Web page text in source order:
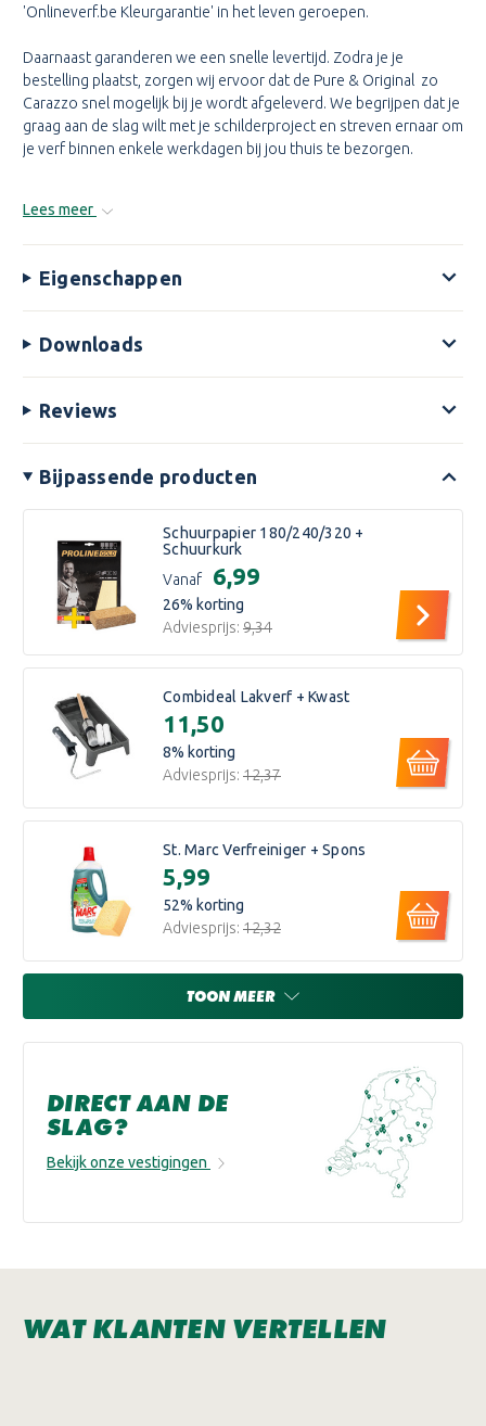
'Onlineverf.be Kleurgarantie' in het leven geroepen.
Daarnaast garanderen we een snelle levertijd. Zodra je je
bestelling plaatst, zorgen wij ervoor dat de Pure & Original zo
Carazzo snel mogelijk bij je wordt afgeleverd. We begrijpen dat je
graag aan de slag wilt met je schilderproject en streven ernaar om
je verf binnen enkele werkdagen bij jou thuis te bezorgen.
Lees meer
Eigenschappen
Downloads
Reviews
Bijpassende producten
Schuurpapier 180/240/320 +
Schuurkurk
Vanaf
€6,99
26% korting
Adviesprijs: €9,34
Combideal Lakverf + Kwast
€11,50
8% korting
Adviesprijs: €12,37
St. Marc Verfreiniger + Spons
€5,99
52% korting
Adviesprijs: €12,32
TOON MEER
DIRECT AAN DE
SLAG?
Bekijk onze vestigingen
WAT KLANTEN VERTELLEN